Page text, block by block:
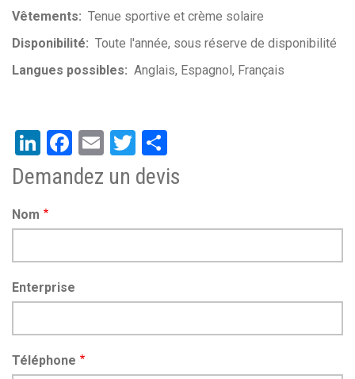
Vêtements
Tenue sportive et crème solaire
Disponibilité
Toute l'année, sous réserve de disponibilité
Langues possibles
Anglais Espagnol Français
LinkedIn
Facebook
EmailTwitter
Demandez un devis
Nom
Enterprise
Téléphone